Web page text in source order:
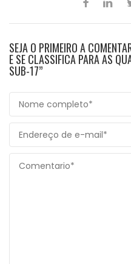
SEJA O PRIMEIRO A
E SE CLASSIFICA PARA AS
SUB-17”